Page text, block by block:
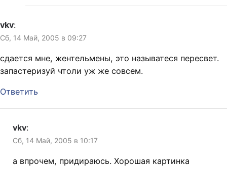
vkv:
Сб, 14 Май, 2005 в 09:27
сдается мне, жентельмены, это называтеся пересвет.
запастеризуй чтоли уж же совсем.
Ответить
vkv:
Сб, 14 Май, 2005 в 10:17
а впрочем, придираюсь. Хорошая картинка